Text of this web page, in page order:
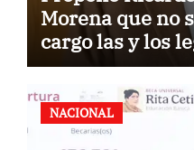
Morena que no
cargo las y los
quieren
NACIONAL